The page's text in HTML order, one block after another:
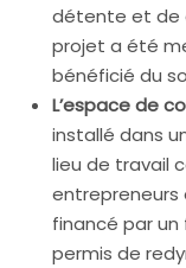
détente et de
projet a été
bénéficié du
L’espace de
installé dans
lieu de travail
entrepreneurs
financé par
permis de